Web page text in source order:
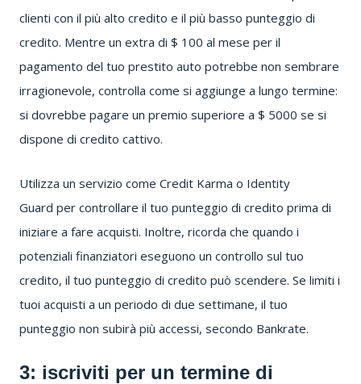
clienti con il più alto credito e il più basso punteggio di
credito. Mentre un extra di $ 100 al mese per il
pagamento del tuo prestito auto potrebbe non sembrare
irragionevole, controlla come si aggiunge a lungo termine:
si dovrebbe pagare un premio superiore a $ 5000 se si
dispone di credito cattivo.
Utilizza un servizio come Credit Karma o Identity
Guard per controllare il tuo punteggio di credito prima di
iniziare a fare acquisti. Inoltre, ricorda che quando i
potenziali finanziatori eseguono un controllo sul tuo
credito, il tuo punteggio di credito può scendere. Se limiti i
tuoi acquisti a un periodo di due settimane, il tuo
punteggio non subirà più accessi, secondo Bankrate.
3: iscriviti per un termine di